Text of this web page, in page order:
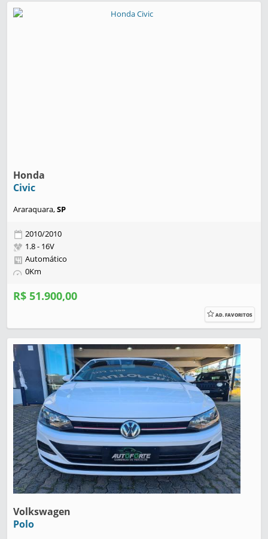
Honda
Civic
Araraquara,SP
2010/2010
1.8 - 16V
Automático
0Km
R$ 51.900,00
AD. FAVORITOS
Volkswagen
Polo